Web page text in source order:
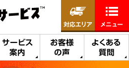
サービス
案内
お客様
の声
よくある
質問
対応エリア メニュー